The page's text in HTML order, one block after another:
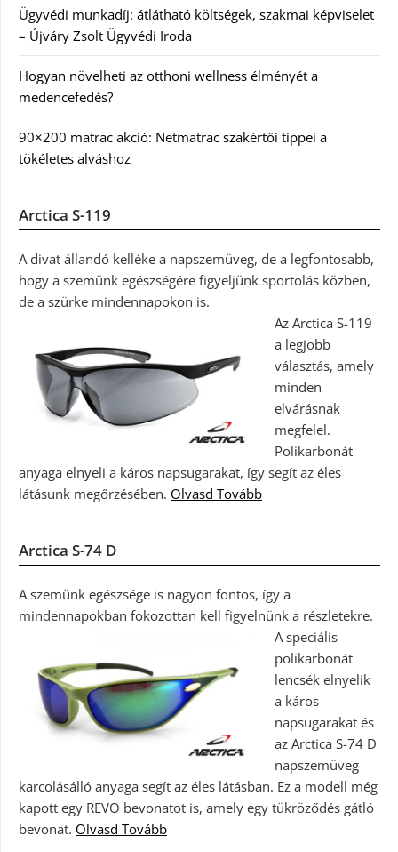
Ügyvédi munkadíj: átlátható költségek, szakmai képviselet
– Újváry Zsolt Ügyvédi Iroda
Hogyan növelheti az otthoni wellness élményét a
medencefedés?
90×200 matrac akció: Netmatrac szakértői tippei a
tökéletes alváshoz
Arctica S-119
A divat állandó kelléke a napszemüveg, de a legfontosabb,
hogy a szemünk egészségére figyeljünk sportolás közben,
de a szürke mindennapokon is.
Az Arctica S-119
a legjobb
választás, amely
minden
elvárásnak
megfelel.
Polikarbonát
anyaga elnyeli a káros napsugarakat, így segít az éles
látásunk megőrzésében. Olvasd Tovább
Arctica S-74 D
A szemünk egészsége is nagyon fontos, így a
mindennapokban fokozottan kell figyelnünk a részletekre.
A speciális
polikarbonát
lencsék elnyelik
a káros
napsugarakat és
az Arctica S-74 D
napszemüveg
karcolásálló anyaga segít az éles látásban. Ez a modell még
kapott egy REVO bevonatot is, amely egy tükröződés gátló
bevonat. Olvasd Tovább